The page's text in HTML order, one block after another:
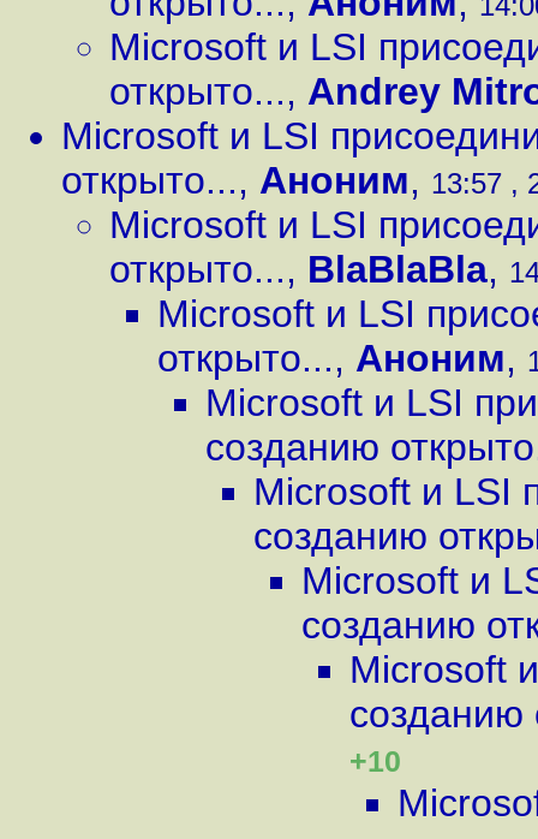
Microsoft и LSI
открыто..., Andrey
Microsoft и LSI
открыто..., Аноним, 13:57 ,
Microsoft и LSI
открыто..., BlaBlaBla,
Microsoft и LSI
открыто..., Аноним,
Microsoft и LSI
созданию
Microsoft и LSI
созданию
Microsoft и
созданию
Microsoft
созданию
+10